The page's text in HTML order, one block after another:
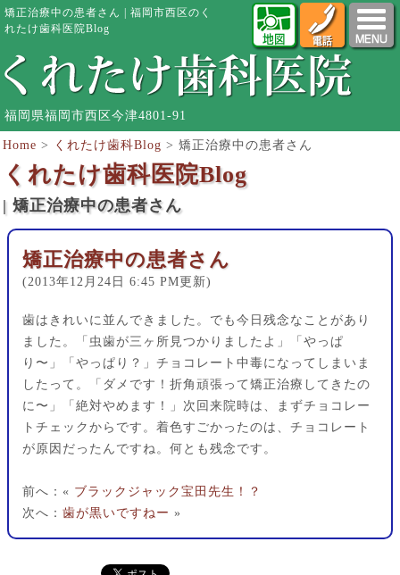
矯正治療中の患者さん | 福岡市西区のく
れたけ歯科医院Blog
福岡県福岡市西区今津4801-91
Home > くれたけ歯科Blog > 矯正治療中の患者さん
くれたけ歯科医院Blog
| 矯正治療中の患者さん
矯正治療中の患者さん
(2013年12月24日 6:45 PM更新)
歯はきれいに並んできました。でも今日残念なことがあり
ました。「虫歯が三ヶ所見つかりましたよ」「やっぱ
り〜」「やっぱり？」チョコレート中毒になってしまいま
したって。「ダメです！折角頑張って矯正治療してきたの
に〜」「絶対やめます！」次回来院時は、まずチョコレー
トチェックからです。着色すごかったのは、チョコレート
が原因だったんですね。何とも残念です。
前へ：« ブラックジャック宝田先生！？
次へ： 歯が黒いですねー »